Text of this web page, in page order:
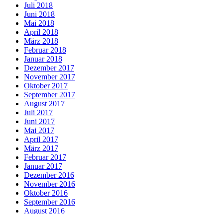
Juli 2018
Juni 2018
Mai 2018
April 2018
März 2018
Februar 2018
Januar 2018
Dezember 2017
November 2017
Oktober 2017
September 2017
August 2017
Juli 2017
Juni 2017
Mai 2017
April 2017
März 2017
Februar 2017
Januar 2017
Dezember 2016
November 2016
Oktober 2016
September 2016
August 2016